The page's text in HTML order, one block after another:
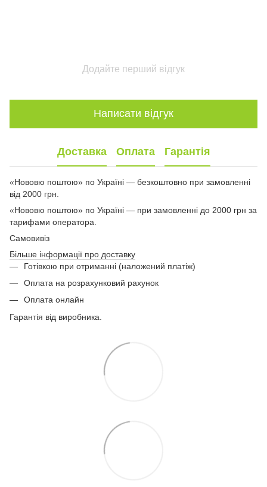
Додайте перший відгук
Написати відгук
Доставка Оплата Гарантія
«Нововю поштою» по Україні — безкоштовно при замовленні
від 2000 грн.
«Нововю поштою» по Україні — при замовленні до 2000 грн за
тарифами оператора.
Самовивіз
Більше інформації про доставку
Готівкою при отриманні (наложений платіж)
Оплата на розрахунковий рахунок
Оплата онлайн
Гарантія від виробника.